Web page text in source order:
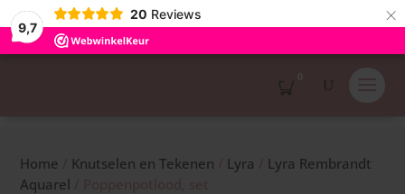
9,7
20 Reviews ×
Home Knutselen en Tekenen Lyra
Lyra Rembrandt
Aquarel